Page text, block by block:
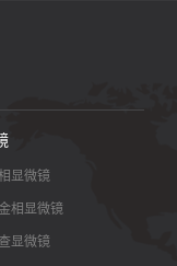
显微镜
相显微镜
显微镜